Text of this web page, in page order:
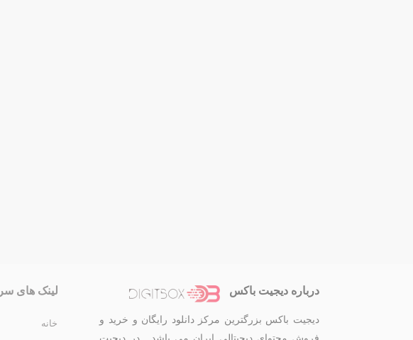
درباره دیجیت باکس
دیجیت باکس بزرگترین مرکز دانلود رایگان و خرید و
لینک های
خانه